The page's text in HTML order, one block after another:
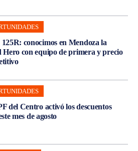
conocimos en Mendoza la
Hero con equipo de primera y precio
del Centro activó los descuentos
mes de agosto